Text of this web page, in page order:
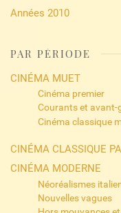
Années 2010
PAR PÉRIODE
CINÉMA MUET
Cinéma premier
Courants et avant-
Cinéma classique
CINÉMA CLASSIQUE
CINÉMA MODERNE
Néoréalismes
Nouvelles vagues